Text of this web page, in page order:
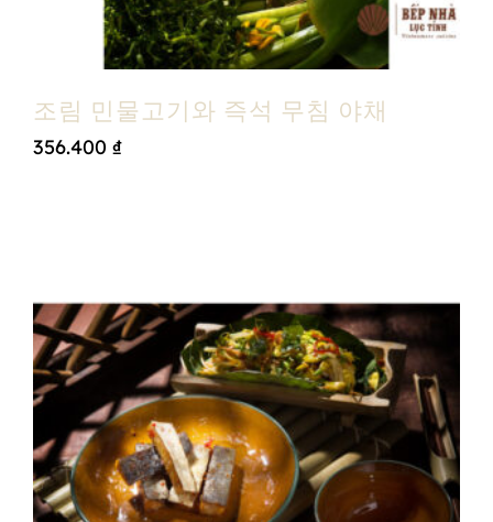
조림 민물고기와 즉석 무침 야채
356.400 ₫